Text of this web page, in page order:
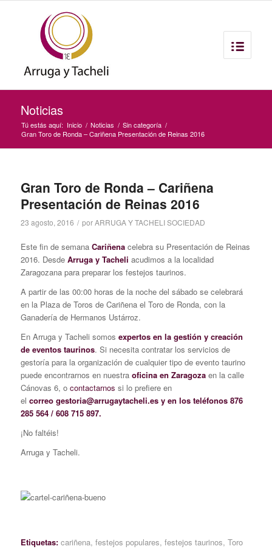
Noticias
Tú estás aquí: Inicio / Noticias / Sin categoría /
Gran Toro de Ronda – Cariñena Presentación de Reinas 2016
Gran Toro de Ronda – Cariñena
Presentación de Reinas 2016
23 agosto, 2016 / porARRUGA Y TACHELI SOCIEDAD
Este fin de semana Cariñenacelebra su Presentación de Reinas
2016. Desde Arruga y Tacheli acudimos a la localidad
Zaragozana para preparar los festejos taurinos.
A partir de las 00:00 horas de la noche del sábado se celebrará
en la Plaza de Toros de Cariñena el Toro de Ronda, con la
Ganadería de Hermanos Ustárroz.
En Arruga y Tacheli somos expertos en la gestión y creación
de eventos taurinos. Si necesita contratar los servicios de
gestoría para la organización de cualquier tipo de evento taurino
puede encontrarnos en nuestra oficina en Zaragozaen la calle
Cánovas 6, o contactarnos si lo prefiere en
el correo gestoria@arrugaytacheli.es y en los teléfonos 876
285 564 / 608 715 897.
¡No faltéis!
Arruga y Tacheli.
Etiquetas: cariñena, festejos populares, festejos taurinos, Toro